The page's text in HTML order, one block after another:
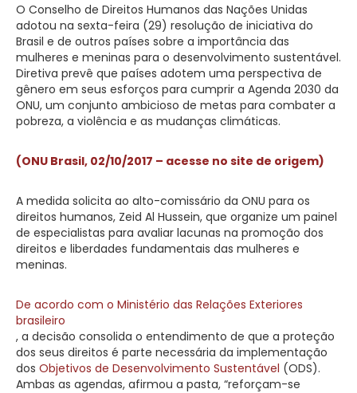
O Conselho de Direitos Humanos das Nações Unidas
adotou na sexta-feira (29) resolução de iniciativa do
Brasil e de outros países sobre a importância das
mulheres e meninas para o desenvolvimento sustentável.
Diretiva prevê que países adotem uma perspectiva de
gênero em seus esforços para cumprir a Agenda 2030 da
ONU, um conjunto ambicioso de metas para combater a
pobreza, a violência e as mudanças climáticas.
(ONU Brasil, 02/10/2017 – acesse no site de origem)
A medida solicita ao alto-comissário da ONU para os
direitos humanos, Zeid Al Hussein, que organize um painel
de especialistas para avaliar lacunas na promoção dos
direitos e liberdades fundamentais das mulheres e
meninas.
De acordo com o Ministério das Relações Exteriores
brasileiro
, a decisão consolida o entendimento de que a proteção
dos seus direitos é parte necessária da implementação
dos Objetivos de Desenvolvimento Sustentável (ODS).
Ambas as agendas, afirmou a pasta, “reforçam-se